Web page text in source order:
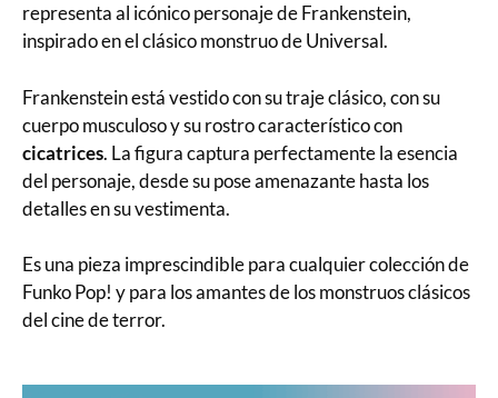
representa al icónico personaje de Frankenstein,
inspirado en el clásico monstruo de Universal.
Frankenstein está vestido con su traje clásico, con su
cuerpo musculoso y su rostro característico con
cicatrices. La figura captura perfectamente la esencia
del personaje, desde su pose amenazante hasta los
detalles en su vestimenta.
Es una pieza imprescindible para cualquier colección de
Funko Pop! y para los amantes de los monstruos clásicos
del cine de terror.